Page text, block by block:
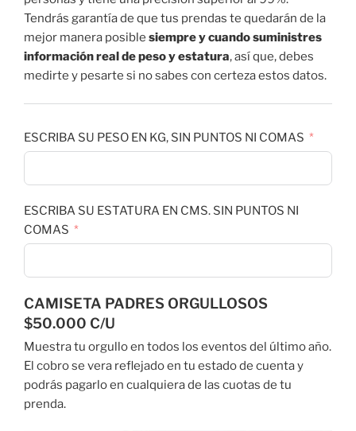
Tendrás garantía de que tus prendas te quedarán de la
mejor manera posible siempre y cuando suministres
información real de peso y estatura, así que, debes
medirte y pesarte si no sabes con certeza estos datos.
ESCRIBA SU PESO EN KG, SIN PUNTOS NI COMAS
ESCRIBA SU ESTATURA EN CMS. SIN PUNTOS NI
COMAS
CAMISETA PADRES ORGULLOSOS
$50.000 C/U
Muestra tu orgullo en todos los eventos del último año.
El cobro se vera reflejado en tu estado de cuenta y
podrás pagarlo en cualquiera de las cuotas de tu
prenda.